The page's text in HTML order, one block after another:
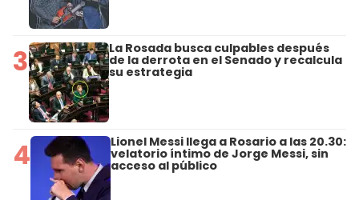
3 La Rosada busca culpables después
de la derrota en el Senado y recalcula
su estrategia
4 Lionel Messi llega a Rosario a las 20.30:
velatorio íntimo de Jorge Messi, sin
acceso al público